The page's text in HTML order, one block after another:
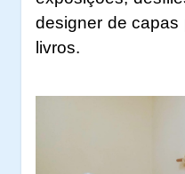
designer de capas
livros.